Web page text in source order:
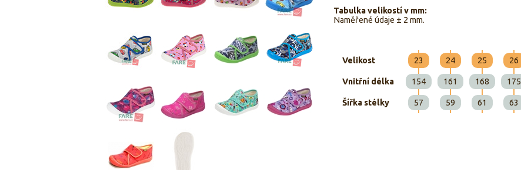
Tabulka velikostí v mm:
Naměřené údaje ± 2 mm.
Velikost 23 24 25 26
Vnitřní délka 154 161 168 175
Šířka stélky 57 59 61 63